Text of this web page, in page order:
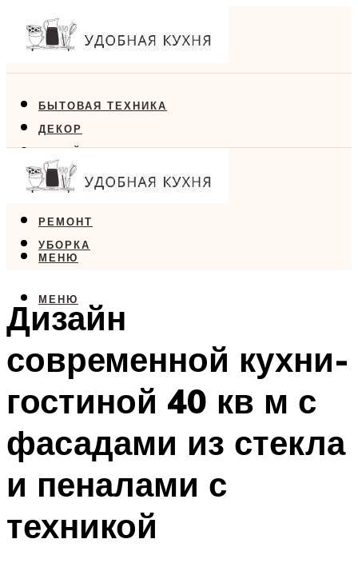
БЫТОВАЯ ТЕХНИКА
ДЕКОР
ДИЗАЙН
ЕДА
РЕМОНТ
УБОРКА
МЕНЮ
МЕНЮ
Дизайн
современной кухни-
гостиной 40 кв м с
фасадами из стекла
и пеналами с
техникой